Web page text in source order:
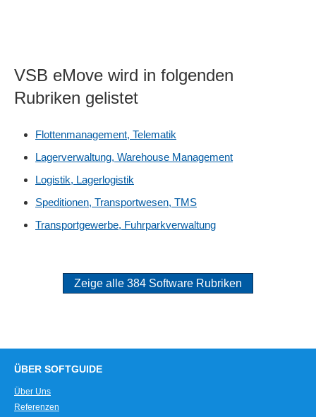
VSB eMove wird in folgenden
Rubriken gelistet
Flottenmanagement, Telematik
Lagerverwaltung, Warehouse Management
Logistik, Lagerlogistik
Speditionen, Transportwesen, TMS
Transportgewerbe, Fuhrparkverwaltung
Zeige alle 384 Software Rubriken
ÜBER SOFTGUIDE
Über Uns
Referenzen